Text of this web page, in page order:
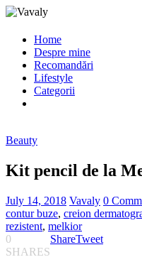
Home
Despre mine
Recomandări
Lifestyle
Categorii
Beauty
Kit pencil de la
July 14, 2018 Vavaly 0
contur buze, creion
rezistent, melkior
0
SHARES
ShareTweet